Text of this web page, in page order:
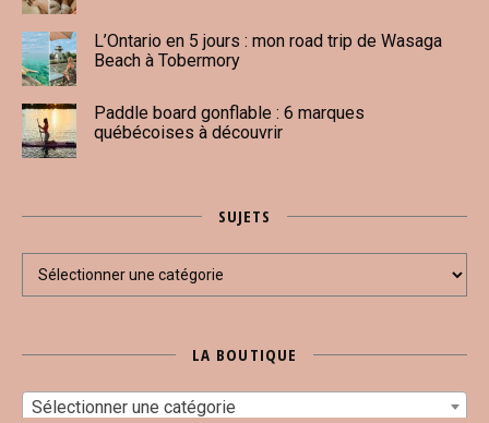
L’Ontario en 5 jours : mon road trip de Wasaga
Beach à Tobermory
Paddle board gonflable : 6 marques
québécoises à découvrir
SUJETS
Sujets
LA BOUTIQUE
Sélectionner une catégorie